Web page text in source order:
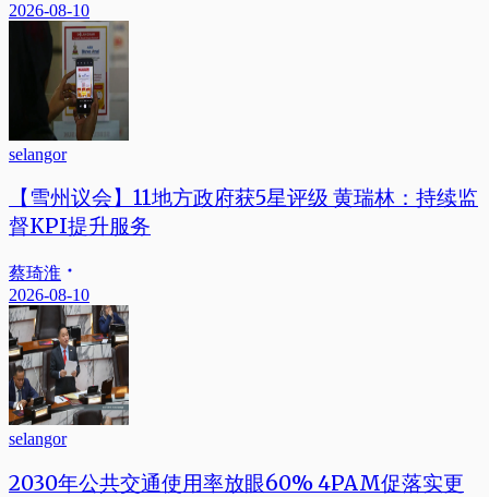
2026-08-10
selangor
【雪州议会】11地方政府获5星评级 黄瑞林：持续监
督KPI提升服务
蔡琦淮
2026-08-10
selangor
2030年公共交通使用率放眼60% 4PAM促落实更